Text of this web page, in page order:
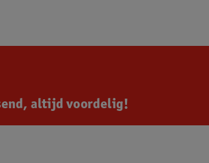
altijd voordelig!